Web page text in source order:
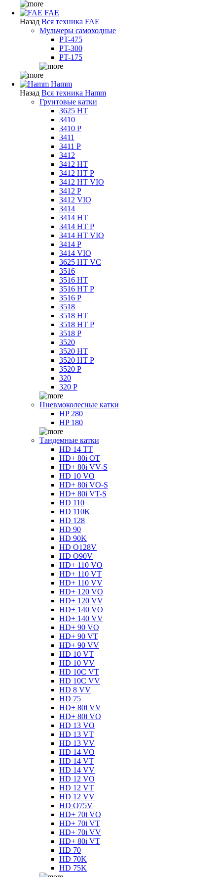
FAE
Назад Вся техника FAE
Мульчеры самоходные
PT-475
PT-300
PT-175
Hamm
Назад Вся техника Hamm
Грунтовые катки
3625 HT
3410
3410 P
3411
3411 P
3412
3412 HT
3412 HT P
3412 HT VIO
3412 P
3412 VIO
3414
3414 HT
3414 HT P
3414 HT VIO
3414 P
3414 VIO
3625 HT VC
3516
3516 HT
3516 HT P
3516 P
3518
3518 HT
3518 HT P
3518 P
3520
3520 HT
3520 HT P
3520 P
320
320 P
Пневмоколесные катки
HP 280
HP 180
Тандемные катки
HD 14 TT
HD+ 80i OT
HD+ 80i VV-S
HD 10 VO
HD+ 80i VO-S
HD+ 80i VT-S
HD 110
HD 110K
HD 128
HD 90
HD 90K
HD O128V
HD O90V
HD+ 110 VO
HD+ 110 VT
HD+ 110 VV
HD+ 120 VO
HD+ 120 VV
HD+ 140 VO
HD+ 140 VV
HD+ 90 VO
HD+ 90 VT
HD+ 90 VV
HD 10 VT
HD 10 VV
HD 10C VT
HD 10C VV
HD 8 VV
HD 75
HD+ 80i VV
HD+ 80i VO
HD 13 VO
HD 13 VT
HD 13 VV
HD 14 VO
HD 14 VT
HD 14 VV
HD 12 VO
HD 12 VT
HD 12 VV
HD O75V
HD+ 70i VO
HD+ 70i VT
HD+ 70i VV
HD+ 80i VT
HD 70
HD 70K
HD 75K